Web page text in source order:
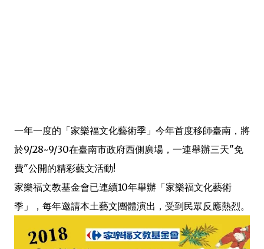
一年一度的「家樂福文化藝術季」今年首度移師臺南，將
於9/28~9/30在臺南市政府西側廣場，一連舉辦三天"免
費"公開的精彩藝文活動!
家樂福文教基金會已連續10年舉辦「家樂福文化藝術
季」，每年邀請本土藝文團體演出，受到民眾反應熱烈。